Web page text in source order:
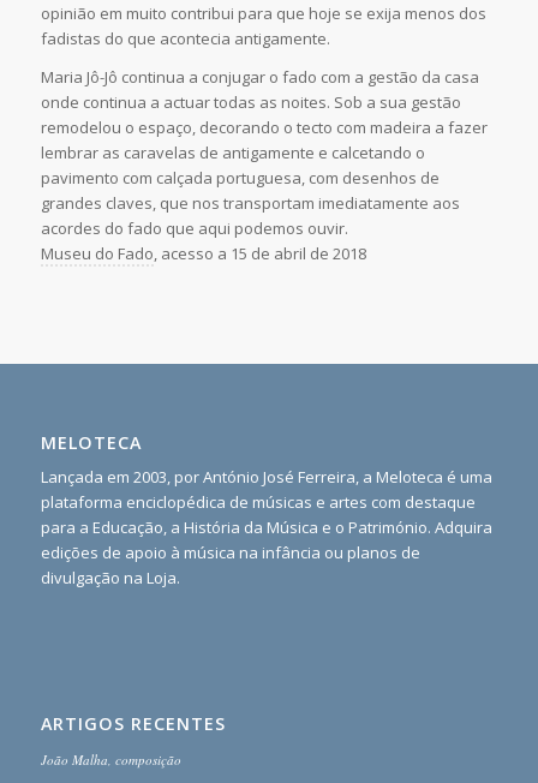
opinião em muito contribui para que hoje se exija menos dos
fadistas do que acontecia antigamente.
Maria Jô-Jô continua a conjugar o fado com a gestão da casa
onde continua a actuar todas as noites. Sob a sua gestão
remodelou o espaço, decorando o tecto com madeira a fazer
lembrar as caravelas de antigamente e calcetando o
pavimento com calçada portuguesa, com desenhos de
grandes claves, que nos transportam imediatamente aos
acordes do fado que aqui podemos ouvir.
Museu do Fado, acesso a 15 de abril de 2018
MELOTECA
Lançada em 2003, por António José Ferreira, a Meloteca é uma
plataforma enciclopédica de músicas e artes com destaque
para a Educação, a História da Música e o Património. Adquira
edições de apoio à música na infância ou planos de
divulgação na Loja.
ARTIGOS RECENTES
João Malha, composição